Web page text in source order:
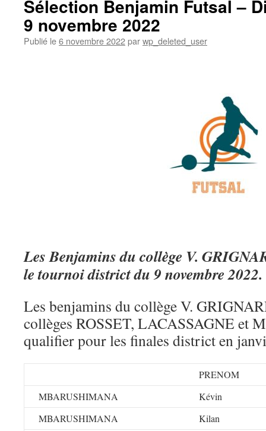
Sélection Benjamin Futsal –
9 novembre 2022
Publié le6 novembre 2022parwp_deleted_user
Les Benjamins du collège V.
le tournoi district du 9 novembre 2022.
Les benjamins du collège V.
collèges ROSSET, LACASSAGNE et
qualifier pour les finales district en
PRENOM
MBARUSHIMANA
Kévin
MBARUSHIMANA
Kilan